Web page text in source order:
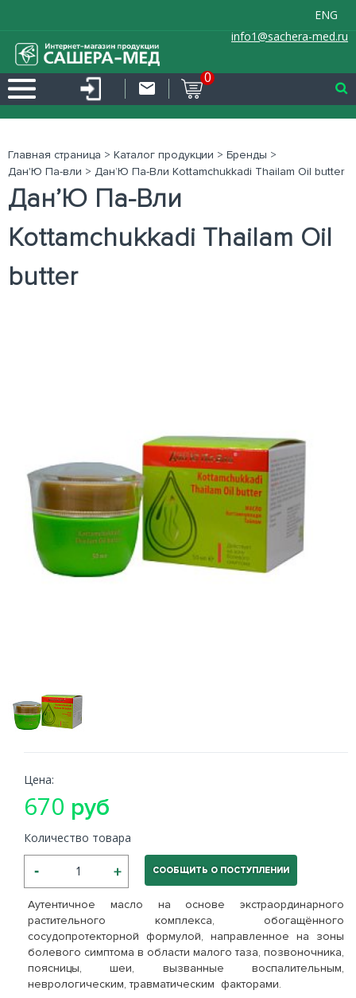
ENG
info1@sachera-med.ru
0
Главная страница > Каталог продукции > Бренды >
Дан'Ю Па-вли > Дан’Ю Па-Вли Kottamchukkadi Thailam Oil butter
Дан’Ю Па-Вли
Kottamchukkadi Thailam Oil
butter
Аутентичное масло на основе экстраординарного
растительного комплекса, обогащённого
сосудопротекторной формулой, направленное на зоны
болевого симптома в области малого таза, позвоночника,
поясницы, шеи, вызванные воспалительным,
неврологическим, травматическим факторами.
Цена:
670 руб
Количество товара
СООБЩИТЬ О ПОСТУПЛЕНИИ